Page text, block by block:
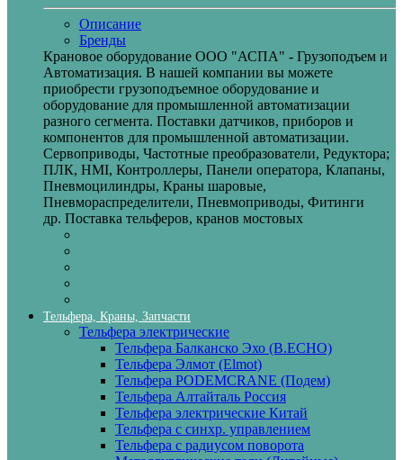
Описание
Бренды
Крановое оборудование ООО "АСПА" - Грузоподъем и
Автоматизация. В нашей компании вы можете
приобрести грузоподъемное оборудование и
оборудование для промышленной автоматизации
разного сегмента. Поставки датчиков, приборов и
компонентов для промышленной автоматизации.
Сервоприводы, Частотные преобразователи, Редуктора;
ПЛК, HMI, Контроллеры, Панели оператора, Клапаны,
Пневмоцилиндры, Краны шаровые,
Пневмораспределители, Пневмоприводы, Фитинги
др. Поставка тельферов, кранов мостовых
Тельфера, Краны, Запчасти
Тельфера электрические
Тельфера Балканско Эхо (B.ECHO)
Тельфера Элмот (Elmot)
Тельфера PODEMCRANE (Подем)
Тельфера Алтайталь Россия
Тельфера электрические Китай
Тельфера с синхр. управлением
Тельфера с радиусом поворота